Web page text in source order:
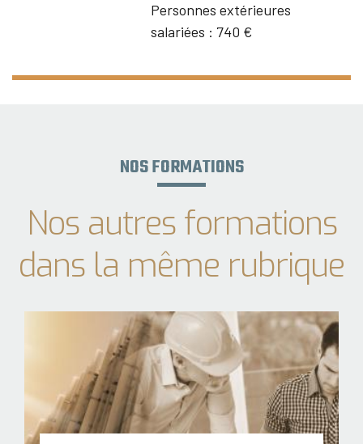
Personnes extérieures
salariées : 740 €
NOS FORMATIONS
Nos autres formations
dans la même rubrique